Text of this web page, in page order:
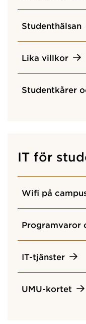
Studenthälsan
Lika villkor
Studentkårer
IT för
Wifi på
Programvaror
IT-tjänster
UMU-kortet